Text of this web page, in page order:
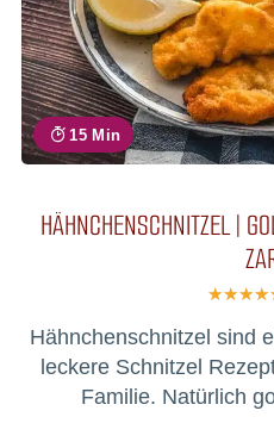
15 Min
HÄHNCHENSCHNITZEL |
Hähnchenschnitzel sind
leckere Schnitzel
Familie. Natürlich